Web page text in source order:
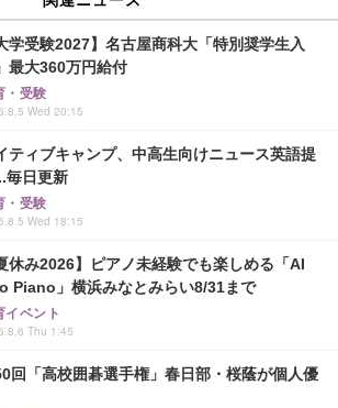
学受験2027】名古屋商科大「特別奨学生入
最大360万円給付
・受験
Wed 20:15
ティブキャンプ、中高生向けニュース英語提
毎日更新
・受験
Wed 18:15
休み2026】ピアノ未経験でも楽しめる「AI
Piano」横浜みなとみらい8/31まで
イベント
Thu 1:45
回「高校囲碁選手権」春日部・桜蔭が個人優